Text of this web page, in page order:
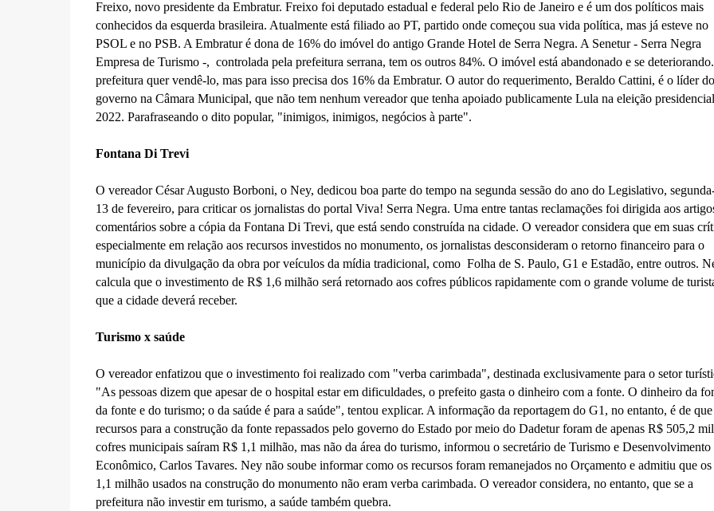
Freixo, novo presidente da Embratur. Freixo foi deputado estadual e federal pelo Rio de Janeiro e é um dos políticos mais
conhecidos da esquerda brasileira. Atualmente está filiado ao PT, partido onde começou sua vida política, mas já esteve no
PSOL e no PSB. A Embratur é dona de 16% do imóvel do antigo Grande Hotel de Serra Negra. A Senetur - Serra Negra
Empresa de Turismo -, controlada pela prefeitura serrana, tem os outros 84%. O imóvel está abandonado e se
prefeitura quer vendê-lo, mas para isso precisa dos 16% da Embratur. O autor do requerimento, Beraldo Cattini, é o líder do
governo na Câmara Municipal, que não tem nenhum vereador que tenha apoiado publicamente Lula na eleição
2022. Parafraseando o dito popular, "inimigos, inimigos, negócios à parte".
Fontana Di Trevi
O vereador César Augusto Borboni, o Ney, dedicou boa parte do tempo na segunda sessão do ano do Legislativo,
13 de fevereiro, para criticar os jornalistas do portal Viva! Serra Negra. Uma entre tantas reclamações foi dirigida aos
comentários sobre a cópia da Fontana Di Trevi, que está sendo construída na cidade. O vereador considera que em suas
especialmente em relação aos recursos investidos no monumento, os jornalistas desconsideram o retorno financeiro para o
município da divulgação da obra por veículos da mídia tradicional, como Folha de S. Paulo, G1 e Estadão, entre outros.
calcula que o investimento de R$ 1,6 milhão será retornado aos cofres públicos rapidamente com o grande volume de
que a cidade deverá receber.
Turismo x saúde
O vereador enfatizou que o investimento foi realizado com "verba carimbada", destinada exclusivamente para o setor
"As pessoas dizem que apesar de o hospital estar em dificuldades, o prefeito gasta o dinheiro com a fonte. O dinheiro da
da fonte e do turismo; o da saúde é para a saúde", tentou explicar. A informação da reportagem do G1, no entanto, é de que
recursos para a construção da fonte repassados pelo governo do Estado por meio do Dadetur foram de apenas R$ 505,2
cofres municipais saíram R$ 1,1 milhão, mas não da área do turismo, informou o secretário de Turismo e Desenvolvimento
Econômico, Carlos Tavares. Ney não soube informar como os recursos foram remanejados no Orçamento e admitiu que
1,1 milhão usados na construção do monumento não eram verba carimbada. O vereador considera, no entanto, que se a
prefeitura não investir em turismo, a saúde também quebra.